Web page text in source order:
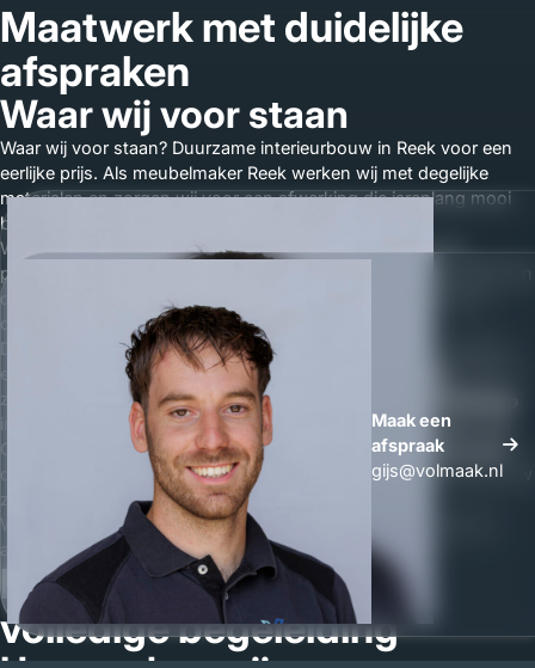
Maatwerk met duidelijke
afspraken
Waar wij voor staan
Waar wij voor staan? Duurzame interieurbouw in Reek voor een
eerlijke prijs. Als meubelmaker Reek werken wij met degelijke
materialen en zorgen wij voor een afwerking die jarenlang mooi
blijft.
Wij combineren ambachtelijk vakmanschap met moderne
productietechnieken. Zo kunnen wij maatwerk meubels realiseren
die niet alleen esthetisch sterk zijn, maar ook functioneel en
duurzaam.
Daarnaast vinden wij duidelijkheid belangrijk. Bij ons ontvangt u
een transparante offerte maatwerk waarin per onderdeel de prijs
zichtbaar is. Zo weet u exact wat de kosten van uw maatwerk
interieur zijn.
Ontstaan er opleverpunten? Dan lossen wij deze direct op. Geen
discussie, maar verantwoordelijkheid nemen. Dat is interieurbouw
zoals het hoort.
Wij werken veel voor klanten in Reek en omgeving en doen er
alles aan om onze kwaliteit en service waar te maken.
Persoonlijk contact en
volledige begeleiding
Maak een
afspraak
Maak een
afspraak
gijs@volmaak.nl